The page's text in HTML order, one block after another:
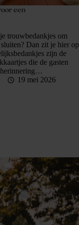
een
trouwbedankjes om
Dan zit je hier op
zijn de
die de gasten
herinnering…
19 mei 2026